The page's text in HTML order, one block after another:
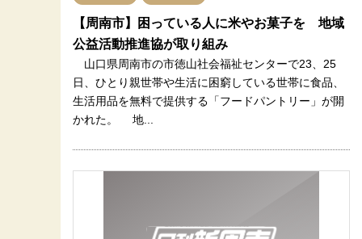
【周南市】困っている人に米やお菓子を 地域
公益活動推進協が取り組み
山口県周南市の市徳山社会福祉センターで23、25
日、ひとり親世帯や生活に困窮している世帯に食品、
生活用品を無料で提供する「フードパントリー」が開
かれた。 地...